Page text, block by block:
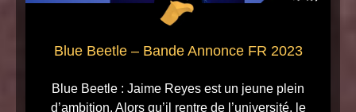
Blue Beetle – Bande Annonce FR 2023
Blue Beetle : Jaime Reyes est un jeune plein
d’ambition. Alors qu’il rentre de l’université, le